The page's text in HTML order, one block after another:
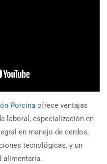
Porcina ofrece ventajas
laboral, especialización en
en manejo de cerdos,
tecnológicas, y un
alimentaria.